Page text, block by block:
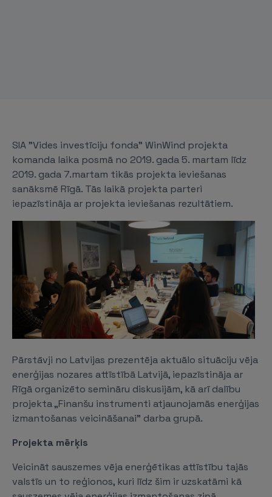
SIA "Vides investīciju fonda” WinWind projekta
komanda laika posmā no 2019. gada 5. martam līdz
2019. gada 7.martam tikās projekta ieviešanas
sanāksmē Rīgā. Tās laikā projekta parteri
iepazīstināja ar projekta ieviešanas rezultātiem.
Pārstāvji no Latvijas prezentēja aktuālo situāciju vēja
enerģijas nozares attīstībā Latvijā, iepazīstināja ar
Rīgā organizēto semināru diskusijām, kā arī dalību
projekta „Finanšu instrumenti atjaunojamās enerģijas
izmantošanas veicināšanai” darba grupā.
Projekta mērķis
Veicināt sauszemes vēja enerģētikas attīstību tajās
valstīs un to reģionos, kuri līdz šim ir uzskatāmi kā